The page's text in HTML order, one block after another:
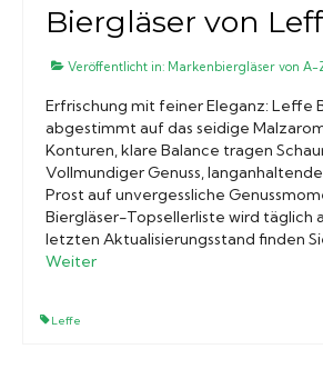
Biergläser von
Veröffentlicht in: Markenbiergläser von A-
Erfrischung mit feiner Eleganz: Leffe
abgestimmt auf das seidige
Konturen, klare Balance tragen
Vollmundiger Genuss,
Prost auf unvergessliche
Biergläser-Topsellerliste wird täglich
letzten Aktualisierungsstand finden
Weiter
Leffe